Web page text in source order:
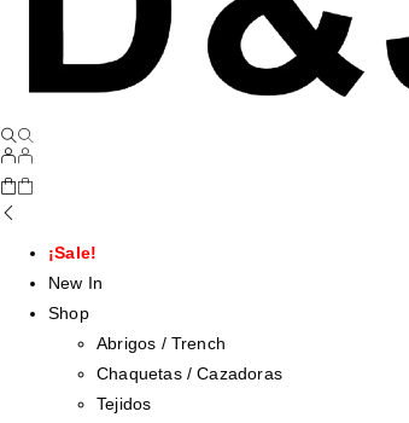
¡Sale!
New In
Shop
Abrigos / Trench
Chaquetas / Cazadoras
Tejidos